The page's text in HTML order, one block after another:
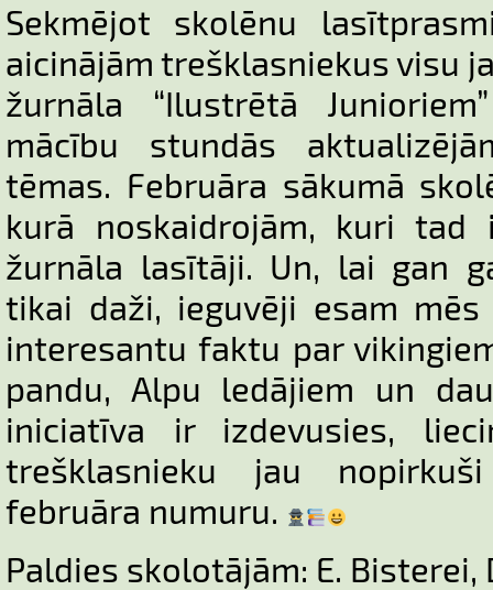
Sekmējot skolēnu
aicinājām trešklasniekus visu
žurnāla “Ilustrētā
mācību stundās
tēmas. Februāra sākumā
kurā noskaidrojām, kuri tad
žurnāla lasītāji. Un, lai gan
tikai daži, ieguvēji esam
interesantu faktu par
pandu, Alpu ledājiem un
iniciatīva ir izdevusies,
trešklasnieku jau
februāra numuru.
Paldies skolotājām: E. Bisterei,